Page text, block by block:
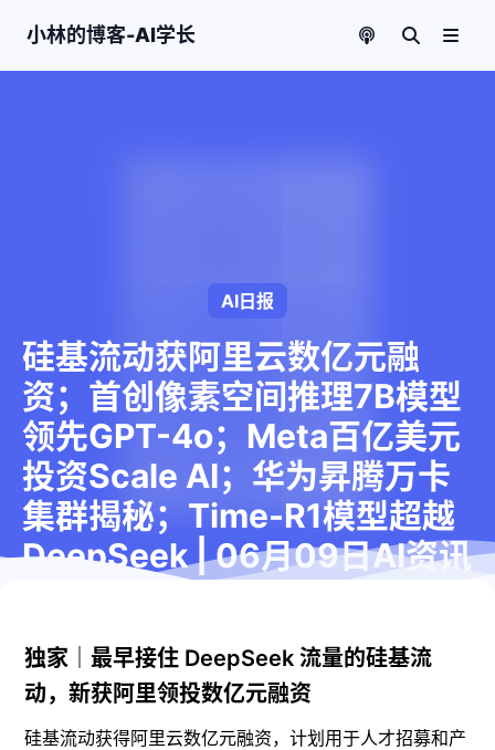
小林的博客-AI学长
AI日报
硅基流动获阿里云数亿元融
资；首创像素空间推理7B模型
领先GPT-4o；Meta百亿美元
投资Scale AI；华为昇腾万卡
集群揭秘；Time-R1模型超越
DeepSeek | 06月09日AI资讯
9
17
独家｜最早接住 DeepSeek 流量的硅基流
动，新获阿里领投数亿元融资
硅基流动获得阿里云数亿元融资，计划用于人才招募和产